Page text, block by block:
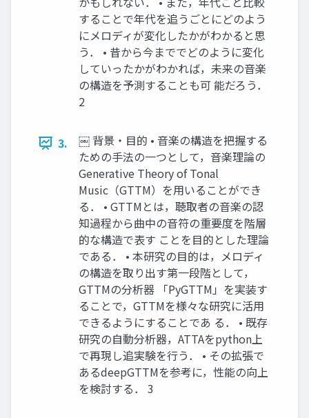
することで年代を追うごとにどのよう
にメロディが変化したかがわかると思
う． • 昔から今まででどのように変化
していったかがわかれば，未来の音楽
の構造を予測することも可 能だろう．
2
3.
￼ 背景・目的 • 音楽の構造を把握する
ための手法の一つとして，音楽理論の
Generative Theory of Tonal
Music（GTTM）を用いることができ
る． • GTTMとは，聴取者の音楽の認
知過程から曲中の音符の重要度を階層
的な構造で表す ことを目的とした理論
である． • 本研究の目的は，メロディ
の構造を取り出す第一段階として，
GTTMの分析器 「PyGTTM」を実装す
ることで，GTTMを様々な研究に活用
できるようにすることであ る． • 既存
研究の自動分析器，ATTAをpython上
で再現し追実験を行う． • その拡張で
あるdeepGTTMを参考に，性能の向上
を検討する． 3